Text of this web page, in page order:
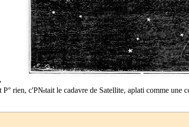
rien, c'Р№tait le cadavre de Satellite, aplati comme une
↑